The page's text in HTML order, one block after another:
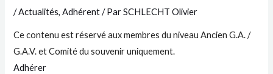
/Actualités,Adhérent/ ParSCHLECHT Olivier
Ce contenu est réservé aux membres du niveau Ancien G.A. /
G.A.V. et Comité du souvenir uniquement.
Adhérer